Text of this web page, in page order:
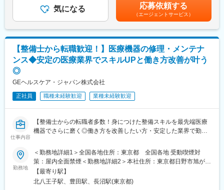
・ユーザー（臨床検査技師）に対する機器の操作説明
※保守点検は契約締結や請求業務はありますが、契約目標などの予
算はありません。
※緊急時の一次対応はコールセンターが対応です。二次対応として
医療機関や検査センターで使用される臨床検査機器になります。
査の質や生産性向上に貢献することができます。実際に本ポジシ
ョンからの声で製品改良に繋がった事例が複数あり、オープンな
■働き方：
・月平均残業時間は20時間程度
・機器の新規設置は夕方～夜にかけて行うケースが月に数回あり
でのご経験に応じ、決定します。賃金はあくまでも目安の金額で
あり、選考を通じて上下する可能性があります。月給(月額)は固定
手当を含めた表記です。
気になる 応募依頼する
（エージェントサービス）
【整備士から転職歓迎！】医療機器の修理・メンテナ
ンス◆安定の医療業界でスキルUPと働き方改善が叶う
◎
GEヘルスケア・ジャパン株式会社
正社員 職種未経験歓迎 業種未経験歓迎
仕事内容
【整備士からの転職者多数！身につけた整備スキルを最先端医療
機器でさらに磨く◎働き方を改善したい方・安定した業界で勤務
ー】
■業務内容：
医療画像診断装置（CT,MRI）、超音波診断装置や麻酔器、生体モ
ニターを展開する同社のサービスステーションの一員として、下
勤務地
＜勤務地詳細1＞全国各地住所：東京都 全国各地 受動喫煙対
策：屋内全面禁煙＜勤務地詳細2＞本社住所：東京都日野市旭が丘
4-7-127 勤務地最寄駅：JR中央線／豊田駅受動喫煙対策：屋内全
面禁煙変更の範囲：会社の定める事業所（リモートワーク含む）
【最寄り駅】
北八王子駅、豊田駅、長沼駅(東京都)